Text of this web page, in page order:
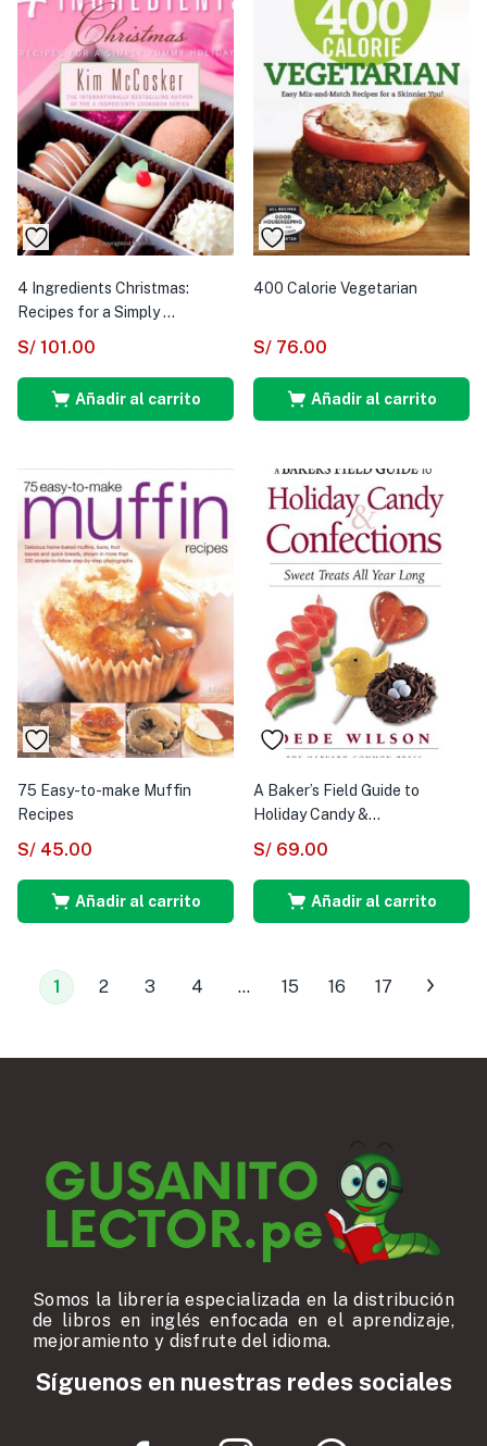
4 Ingredients Christmas:
Recipes for a Simply ...
S/ 101.00
Añadir al carrito
400 Calorie Vegetarian
S/ 76.00
Añadir al carrito
75 Easy-to-make Muffin
Recipes
S/ 45.00
Añadir al carrito
A Baker’s Field Guide to
Holiday Candy &...
S/ 69.00
Añadir al carrito
1 2 3 4 … 15 16 17
Somos la librería especializada en la distribución
de libros en inglés enfocada en el aprendizaje,
mejoramiento y disfrute del idioma.
Síguenos en nuestras redes sociales